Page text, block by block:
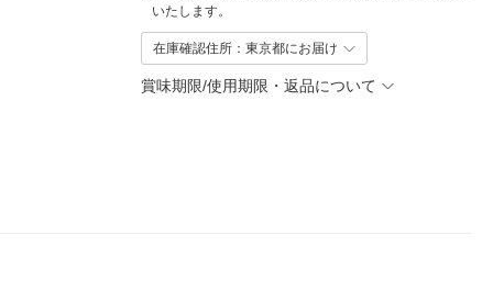
いたします。
在庫確認住所：東京都にお届け
賞味期限/使用期限・返品について